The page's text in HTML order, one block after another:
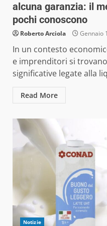
alcuna garanzia: il
pochi conoscono
Roberto Arciola Gennaio
In un contesto
e imprenditori si
significative legate alla
Read More
Notizie